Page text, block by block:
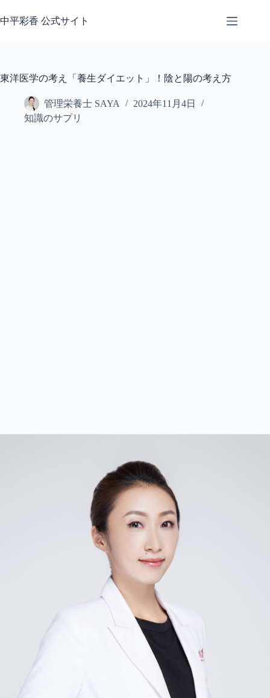
ン
ス
中平彩香 公式サイト
東洋医学の考え「養生ダイエット」！陰と陽の考え方
管理栄養士 SAYA
2024年11月4日
知識のサプリ